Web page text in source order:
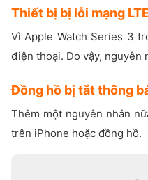
Thiết bị bị lỗi mạng LTE
Vì Apple Watch Series 3
điện thoại. Do vậy, nguyên
Đồng hồ bị tắt thông
Thêm một nguyên nhân
trên iPhone hoặc đồng hồ.